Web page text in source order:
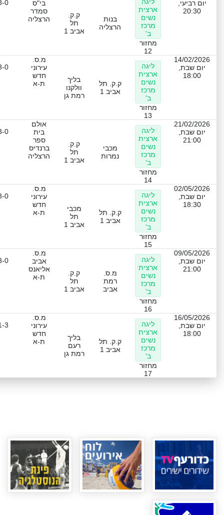
יום רביעי,
20:30
ארצית
נשים
מרכז
ב'
מחזור
12
בנות
הרצליה
ק.ק.
תל
אביב 1
בי"ס
סמדר
הרצליה
0
14/02/2026
יום שבת,
18:00
ליגה
ארצית
נשים
מרכז
ב'
מחזור
13
ק.ק. תל
אביב 1
בליך
וולקנו
רמת גן
מ.ס.
עירוני
חדש
ת-א
0
21/02/2026
יום שבת,
21:00
ליגה
ארצית
נשים
מרכז
ב'
מחזור
14
מכבי
נמרות
ק.ק.
תל
אביב 1
אולם
בית
ספר
ברנדיס
הרצליה
0
02/05/2026
יום שבת,
18:30
ליגה
ארצית
נשים
מרכז
ב'
מחזור
15
ק.ק. תל
אביב 1
מכבי
תל
אביב 1
מ.ס.
עירוני
חדש
ת-א
0
09/05/2026
יום שבת,
21:00
ליגה
ארצית
נשים
מרכז
ב'
מחזור
16
מ.ס.
רמת
אביב
ק.ק.
תל
אביב 1
מ.ס.
אביב
אליאנס
ת-א
0
16/05/2026
יום שבת,
18:00
ליגה
ארצית
נשים
מרכז
ב'
מחזור
17
ק.ק. תל
אביב 1
בליך
רעם
רמת גן
מ.ס.
עירוני
חדש
ת-א
3